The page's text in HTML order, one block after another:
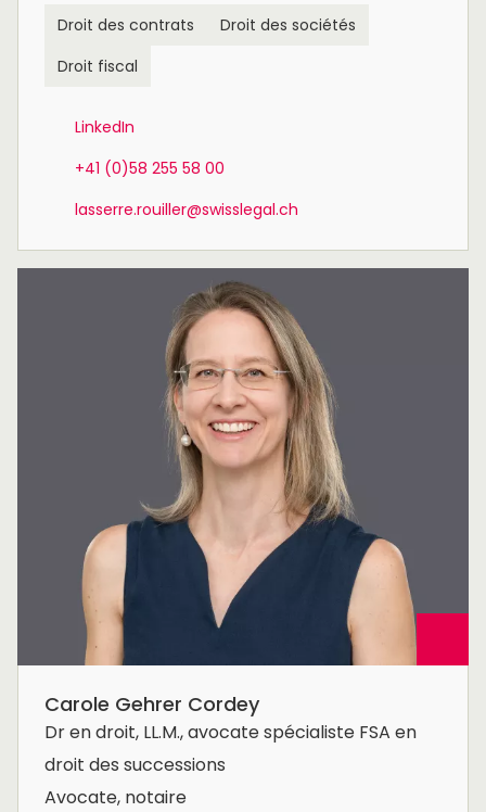
Droit des contrats
Droit des sociétés
Droit fiscal
LinkedIn
+41 (0)58 255 58 00
lasserre.rouiller@swisslegal.ch
Carole Gehrer Cordey
Dr en droit, LL.M., avocate spécialiste FSA en
droit des successions
Avocate, notaire